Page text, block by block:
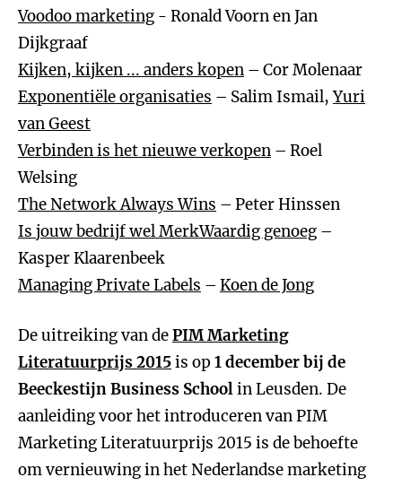
Voodoo marketing - Ronald Voorn en Jan
Dijkgraaf
Kijken, kijken ... anders kopen – Cor Molenaar
Exponentiële organisaties – Salim Ismail,Yuri
van Geest
Verbinden is het nieuwe verkopen – Roel
Welsing
The Network Always Wins – Peter Hinssen
Is jouw bedrijf wel MerkWaardig genoeg –
Kasper Klaarenbeek
Managing Private Labels – Koen de Jong
De uitreiking van dePIM Marketing
Literatuurprijs 2015is op 1 december bij de
Beeckestijn Business Schoolin Leusden. De
aanleiding voor het introduceren van PIM
Marketing Literatuurprijs 2015 is de behoefte
om vernieuwing in het Nederlandse marketing